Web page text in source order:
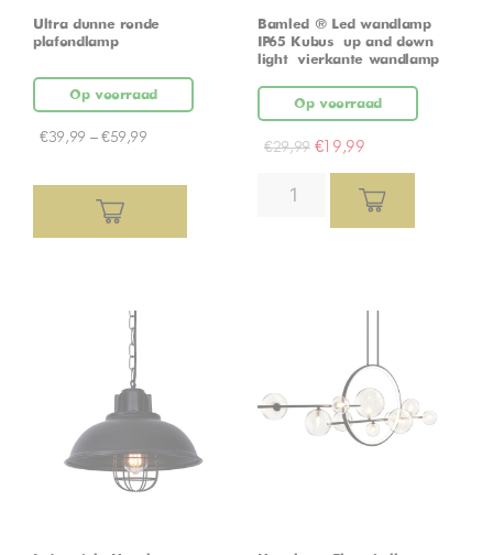
Ultra dunne ronde
plafondlamp
Op voorraad
€39,99 –€59,99
Bamled ® Led wandlamp
IP65 Kubus – up and down
light – vierkante wandlamp
Op voorraad
€29,99 €19,99